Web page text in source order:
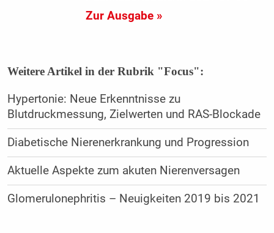
Zur Ausgabe »
Weitere Artikel in der Rubrik "Focus":
Hypertonie: Neue Erkenntnisse zu
Blutdruckmessung, Zielwerten und RAS-Blockade
Diabetische Nierenerkrankung und Progression
Aktuelle Aspekte zum akuten Nierenversagen
Glomerulonephritis – Neuigkeiten 2019 bis 2021